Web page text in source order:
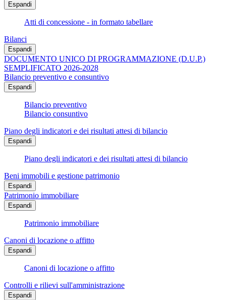
Espandi
Atti di concessione - in formato tabellare
Bilanci
Espandi
DOCUMENTO UNICO DI PROGRAMMAZIONE (D.U.P.)
SEMPLIFICATO 2026-2028
Bilancio preventivo e consuntivo
Espandi
Bilancio preventivo
Bilancio consuntivo
Piano degli indicatori e dei risultati attesi di bilancio
Espandi
Piano degli indicatori e dei risultati attesi di bilancio
Beni immobili e gestione patrimonio
Espandi
Patrimonio immobiliare
Espandi
Patrimonio immobiliare
Canoni di locazione o affitto
Espandi
Canoni di locazione o affitto
Controlli e rilievi sull'amministrazione
Espandi